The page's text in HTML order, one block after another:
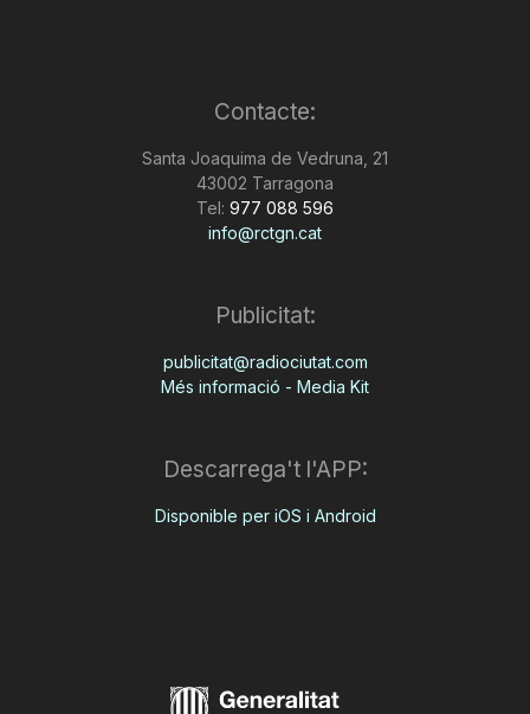
Contacte:
Santa Joaquima de Vedruna, 21
43002 Tarragona
Tel: 977 088 596
info@rctgn.cat
Publicitat:
publicitat@radiociutat.com
Més informació - Media Kit
Descarrega't l'APP:
Disponible per iOS i Android